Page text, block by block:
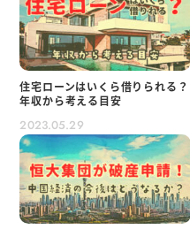
住宅ローンはいくら借りられる？
年収から考える目安
2023.05.29